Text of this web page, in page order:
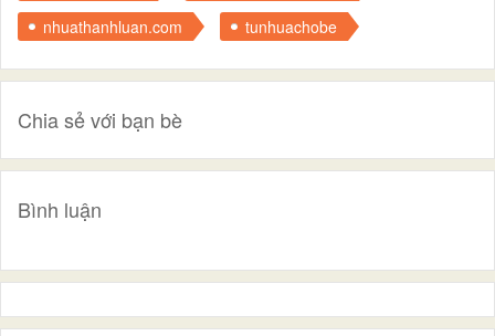
nhuathanhluan.com
tunhuachobe
Chia sẻ với bạn bè
Bình luận